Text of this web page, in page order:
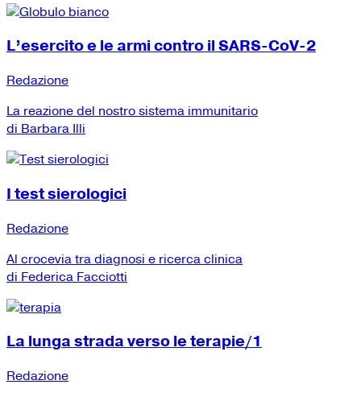
L’esercito e le armi contro il SARS-CoV-2
Redazione
La reazione del nostro sistema immunitario
di Barbara Illi
I test sierologici
Redazione
Al crocevia tra diagnosi e ricerca clinica
di Federica Facciotti
La lunga strada verso le terapie/1
Redazione